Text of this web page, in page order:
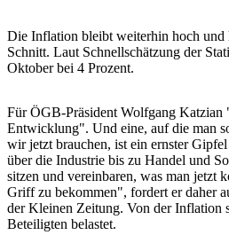
Die Inflation bleibt weiterhin hoch
Schnitt. Laut Schnellschätzung der
Oktober bei 4 Prozent.
Für ÖGB-Präsident Wolfgang Katzian
Entwicklung". Und eine, auf die man
wir jetzt brauchen, ist ein ernster
über die Industrie bis zu Handel und
sitzen und vereinbaren, was man jetzt
Griff zu bekommen", fordert er daher
der Kleinen Zeitung. Von der Inflation
Beteiligten belastet.